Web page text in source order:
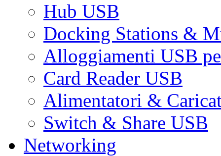
Hub USB
Docking Stations &
Alloggiamenti USB
Card Reader USB
Alimentatori &
Switch & Share USB
Networking